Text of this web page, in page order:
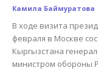
Камила Баймуратова
В ходе визита
февраля в Москве
Кыргызстана
министром обороны